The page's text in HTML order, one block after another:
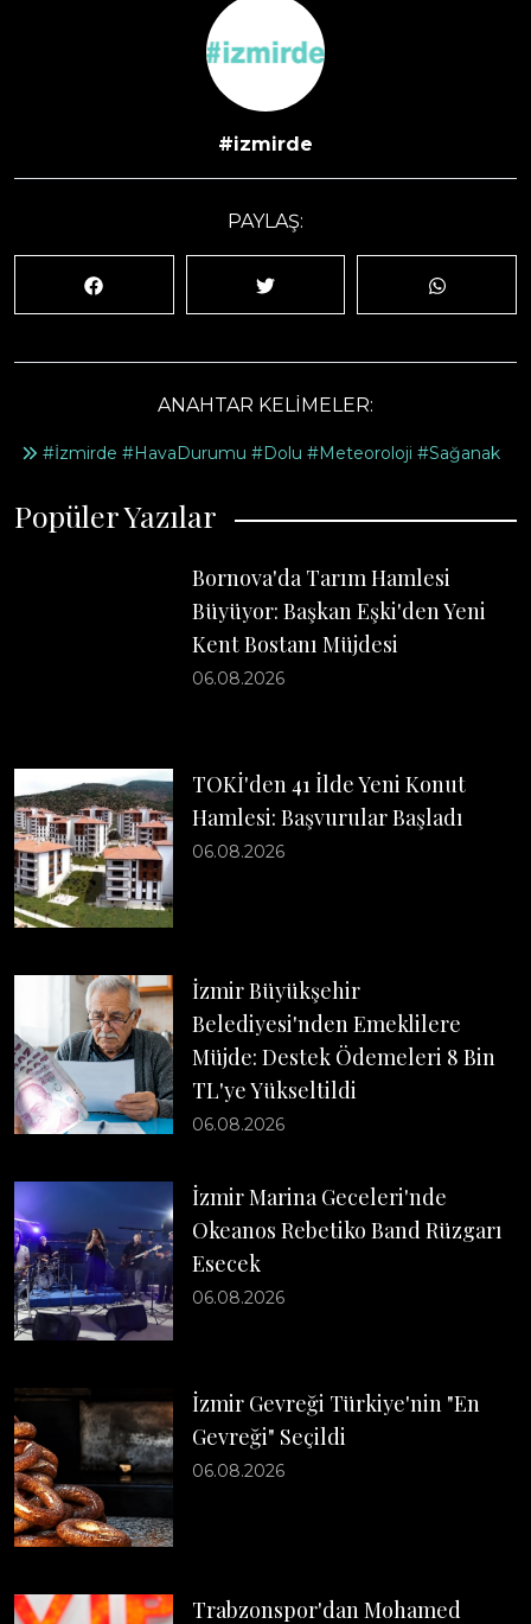
#izmirde
PAYLAŞ:
ANAHTAR KELİMELER:
#İzmirde #HavaDurumu #Dolu #Meteoroloji #Sağanak
Popüler Yazılar
Bornova'da Tarım Hamlesi
Büyüyor: Başkan Eşki'den Yeni
Kent Bostanı Müjdesi
06.08.2026
TOKİ'den 41 İlde Yeni Konut
Hamlesi: Başvurular Başladı
06.08.2026
İzmir Büyükşehir
Belediyesi'nden Emeklilere
Müjde: Destek Ödemeleri 8 Bin
TL'ye Yükseltildi
06.08.2026
İzmir Marina Geceleri'nde
Okeanos Rebetiko Band Rüzgarı
Esecek
06.08.2026
İzmir Gevreği Türkiye'nin "En
Gevreği" Seçildi
06.08.2026
Trabzonspor'dan Mohamed